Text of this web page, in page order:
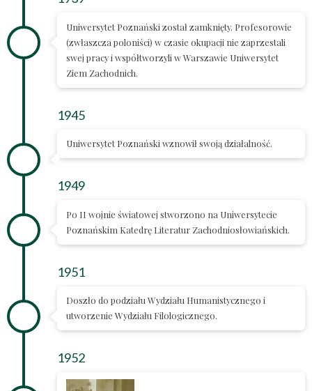
Uniwersytet Poznański został zamknięty. Profesorowie
(zwłaszcza poloniści) w czasie okupacji nie zaprzestali
swej pracy i współtworzyli w Warszawie Uniwersytet
Ziem Zachodnich.
1945
Uniwersytet Poznański wznowił swoją działalność.
1949
Po II wojnie światowej stworzono na Uniwersytecie
Poznańskim Katedrę Literatur Zachodniosłowiańskich.
1951
Doszło do podziału Wydziału Humanistycznego i
utworzenie Wydziału Filologicznego.
1952